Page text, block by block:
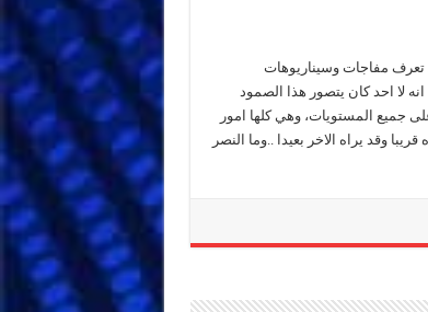
تعرف مفاجات وسيناريوهات
لا احد كان يتصور هذا الصمود
جميع المستويات، وهي كلها امور
وقد يراه الاخر بعيدا ..وما النصر